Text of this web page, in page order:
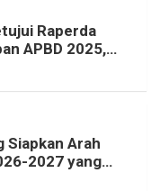
Raperda
APBD 2025,
Siapkan Arah
2027 yang